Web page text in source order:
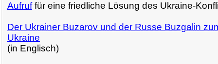
Aufruffür eine friedliche Lösung des Ukraine-
Der Ukrainer Buzarov und der Russe Buzgalin
Ukraine
(in Englisch)